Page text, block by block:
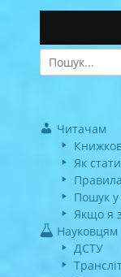
Search
for:
Читачам
Як
Пошук у
Якщо я
Науковцям
ДСТУ